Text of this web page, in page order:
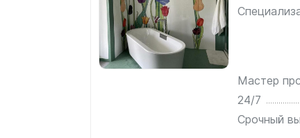
Мастер
24/7
Срочный